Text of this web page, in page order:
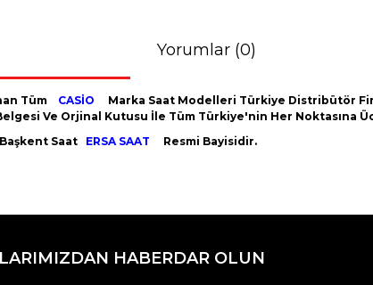
Yorumlar (0)
Tüm CASİO Marka Saat Modelleri Türkiye Distribütör
Ve Orjinal Kutusu İle Tüm Türkiye'nin Her Noktasına
Saat ERSA SAAT Resmi Bayisidir.
için teşekkür ederiz.
kalitesiz, bozuk veya görüntülenemiyor.
HABERDAR OLUN